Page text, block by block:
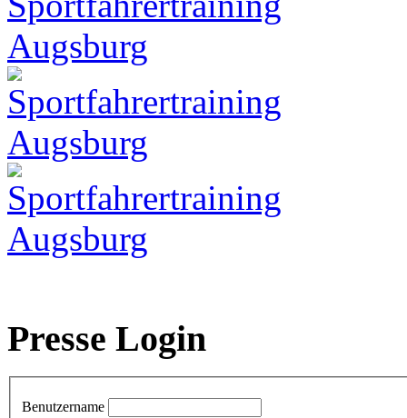
Presse Login
Benutzername